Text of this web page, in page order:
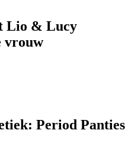
Lio & Lucy
vrouw
Period Panties